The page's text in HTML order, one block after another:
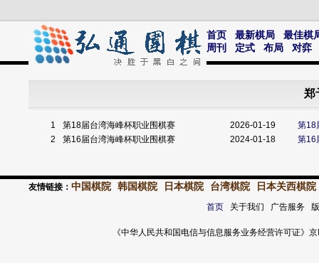
首页 最新棋局
最佳棋
周刊
定式 布局 对弈
郑
1 第18届台湾海峰杯职业围棋赛 2026-01-19
第18
2
第16届台湾海峰杯职业围棋赛 2024-01-18 第16
友情链接： 中国棋院 韩国棋院 日本棋院 台湾棋院 日本关西棋院
首页关于我们 广告服务
《中华人民共和国电信与信息服务业务经营许可证